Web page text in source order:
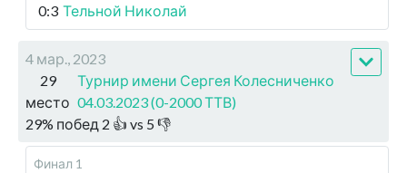
0:3 Тельной Николай
4 мар., 2023
29
место
Турнир имени Сергея Колесниченко
04.03.2023 (0-2000 ТТВ)
29% побед 2 👍 vs 5 👎
Финал 1